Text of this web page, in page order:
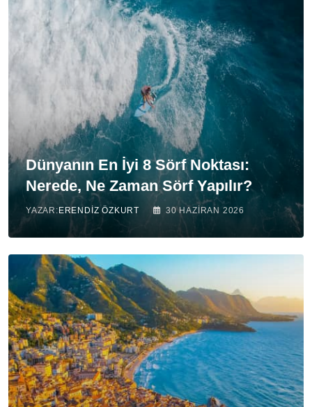
Dünyanın En İyi 8 Sörf Noktası:
Nerede, Ne Zaman Sörf Yapılır?
YAZAR: ERENDIZ ÖZKURT 30 HAZIRAN 2026